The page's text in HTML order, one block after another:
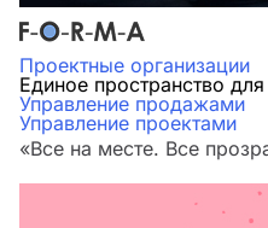
Проектные организации
Единое пространство
Управление продажами
Управление проектами
«Все на месте. Все